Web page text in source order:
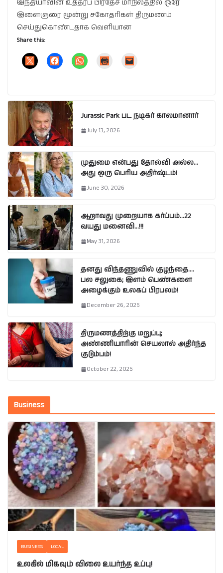
இந்தியாவின் உத்தரப் பிரதேச மாநிலத்தில் ஒரே
இளைஞரை மூன்று சகோதரிகள் திருமணம்
செய்துகொண்டதாக வெளியான
Share this:
Jurassic Park பட நடிகர் காலமானார்
July 13, 2026
முதுமை என்பது தோல்வி அல்ல…
அது ஒரு பெரிய அதிர்ஷ்டம்!
June 30, 2026
ஆறாவது முறையாக கர்ப்பம்…22
வயது மனைவி…!!!
May 31, 2026
தனது விந்தணுவில் குழந்தை….
பல சலுகை; இளம் பெண்களை
அழைக்கும் உலகப் பிரபலம்!
December 26, 2025
திருமணத்திற்கு மறுப்பு;
அண்ணியாரின் செயலால் அதிர்ந்த
குடும்பம்!
October 22, 2025
Business
BUSINESS LOCAL
உலகில் மிகவும் விலை உயர்ந்த உப்பு!